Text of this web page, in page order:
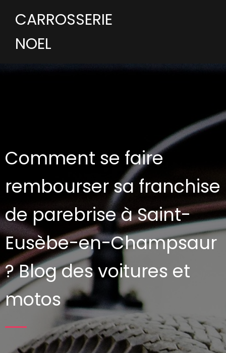
CARROSSERIE
NOEL
Comment se faire
rembourser sa franchise
de parebrise à Saint-
Eusèbe-en-Champsaur
?Blog des voitures et
motos